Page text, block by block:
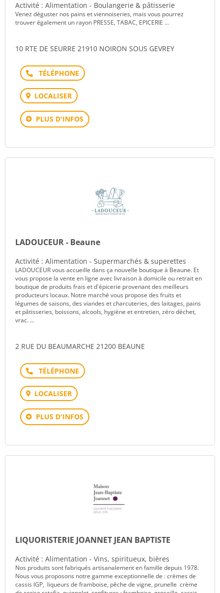
Activité : Alimentation - Boulangerie & pâtisserie
Venez déguster nos pains et viennoiseries, mais vous pourrez
trouver également un rayon PRESSE, TABAC, EPICERIE ...
10 RTE DE SEURRE 21910 NOIRON SOUS GEVREY
Téléphone
LOCALISER
PLUS D'INFOS
LADOUCEUR - Beaune
Activité : Alimentation - Supermarchés & superettes
LADOUCEUR vous accueille dans ça nouvelle boutique à Beaune. Et
vous propose la vente en ligne avec livraison à domicile ou retrait en
boutique de produits frais et d'épicerie provenant des meilleurs
producteurs locaux. Notre marché vous propose des fruits et
légumes de saisons, des viandes et charcuteries, des laitages, pains
et pâtisseries, boissons, alcools, hygiène et entretien, zéro déchet,
vrac. ...
2 RUE DU BEAUMARCHE 21200 BEAUNE
Téléphone
LOCALISER
PLUS D'INFOS
LIQUORISTERIE JOANNET JEAN BAPTISTE
Activité : Alimentation - Vins, spiritueux, bières
Nos produits sont fabriqués artisanalement en famille depuis 1978.
Nous vous proposons notre gamme exceptionnelle de : crèmes de
cassis IGP, liqueurs de framboise, pêche de vigne, prunelle crème